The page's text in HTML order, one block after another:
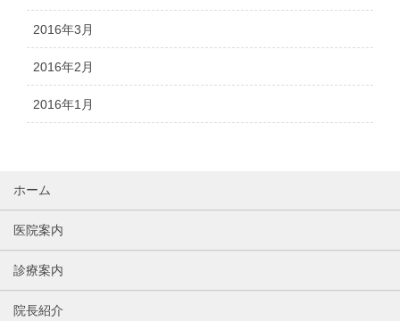
2016年3月
2016年2月
2016年1月
ホーム
医院案内
診療案内
院長紹介